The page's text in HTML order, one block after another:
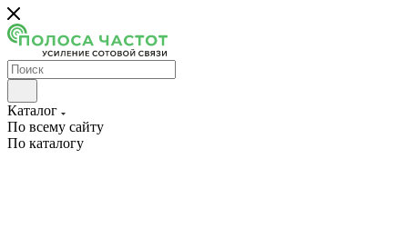
Каталог
По всему сайту
По каталогу